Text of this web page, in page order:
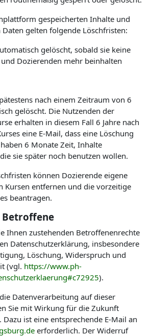
gespeicherten Inhalte und
gelten folgende Löschfristen:
gelöscht, sobald sie keine
Dozierenden mehr beinhalten
nach einem Zeitraum von 6
gelöscht. Die Nutzenden der
erhalten in diesem Fall 6 Jahre nach
eine E-Mail, dass eine Löschung
6 Monate Zeit, Inhalte
sie später noch benutzen wollen.
können Dozierende eigene
Kursen entfernen und die vorzeitige
beantragen.
Betroffene
Ihnen zustehenden Betroffenenrechte
Datenschutzerklärung, insbesondere
Löschung, Widerspruch und
(vgl. https://www.ph-
).
Datenverarbeitung auf dieser
Sie mit Wirkung für die Zukunft
ist eine entsprechende E-Mail an
erforderlich. Der Widerruf